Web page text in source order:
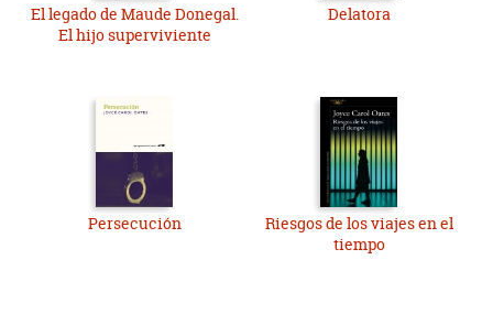
El legado de Maude Donegal.
El hijo superviviente
Delatora
Persecución
Riesgos de los viajes en el
tiempo